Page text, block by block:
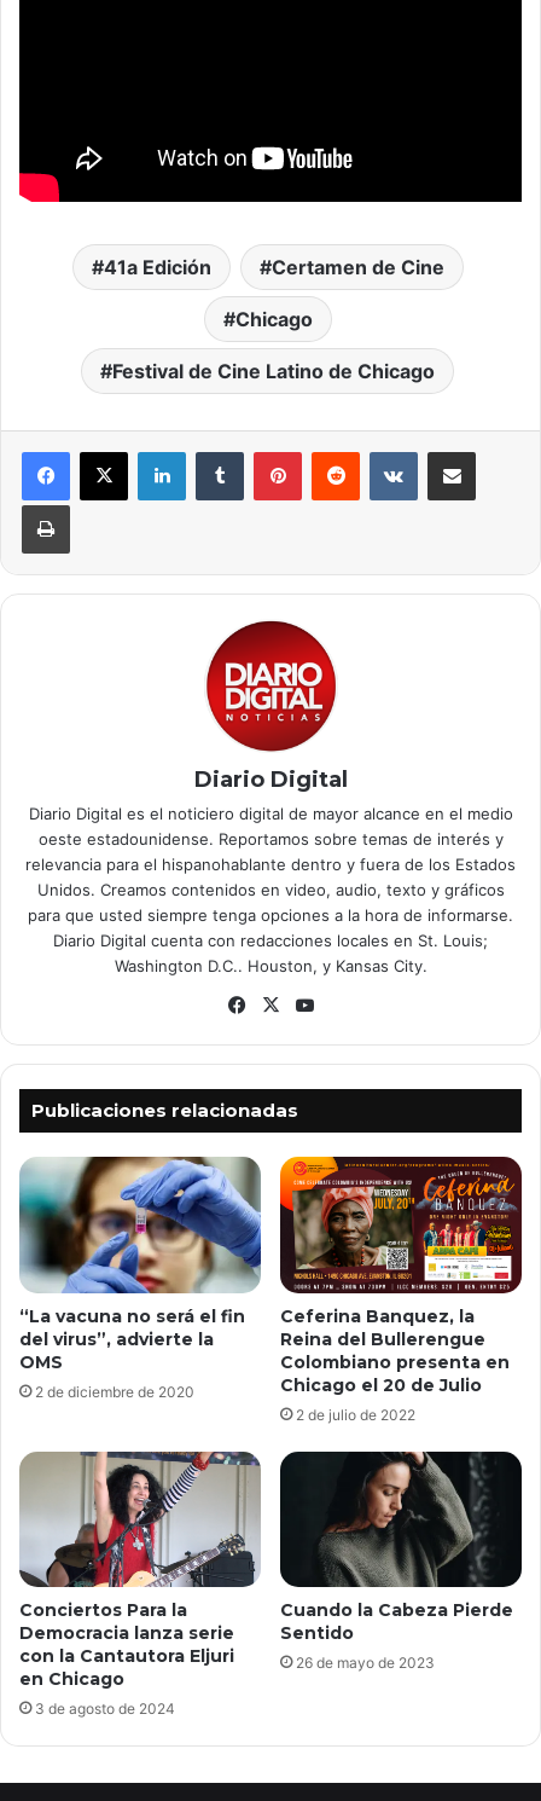
41a Edición Certamen de Cine
Chicago
Festival de Cine Latino de Chicago
LinkedInTumblr PinterestReddit VKontakteCompartir por correo
Imprimir
Diario Digital
Diario Digital es el noticiero digital de mayor alcance en el medio
oeste estadounidense. Reportamos sobre temas de interés y
relevancia para el hispanohablante dentro y fuera de los Estados
Unidos. Creamos contenidos en video, audio, texto y gráficos
para que usted siempre tenga opciones a la hora de informarse.
Diario Digital cuenta con redacciones locales en St. Louis;
Washington D.C.. Houston, y Kansas City.
Facebook
X
Publicaciones relacionadas
“La vacuna no será el fin
del virus”, advierte la
OMS
2 de diciembre de 2020
Ceferina Banquez, la
Reina del Bullerengue
Colombiano presenta en
Chicago el 20 de Julio
2 de julio de 2022
Conciertos Para la
Democracia lanza serie
con la Cantautora Eljuri
en Chicago
3 de agosto de 2024
Cuando la Cabeza Pierde
Sentido
26 de mayo de 2023